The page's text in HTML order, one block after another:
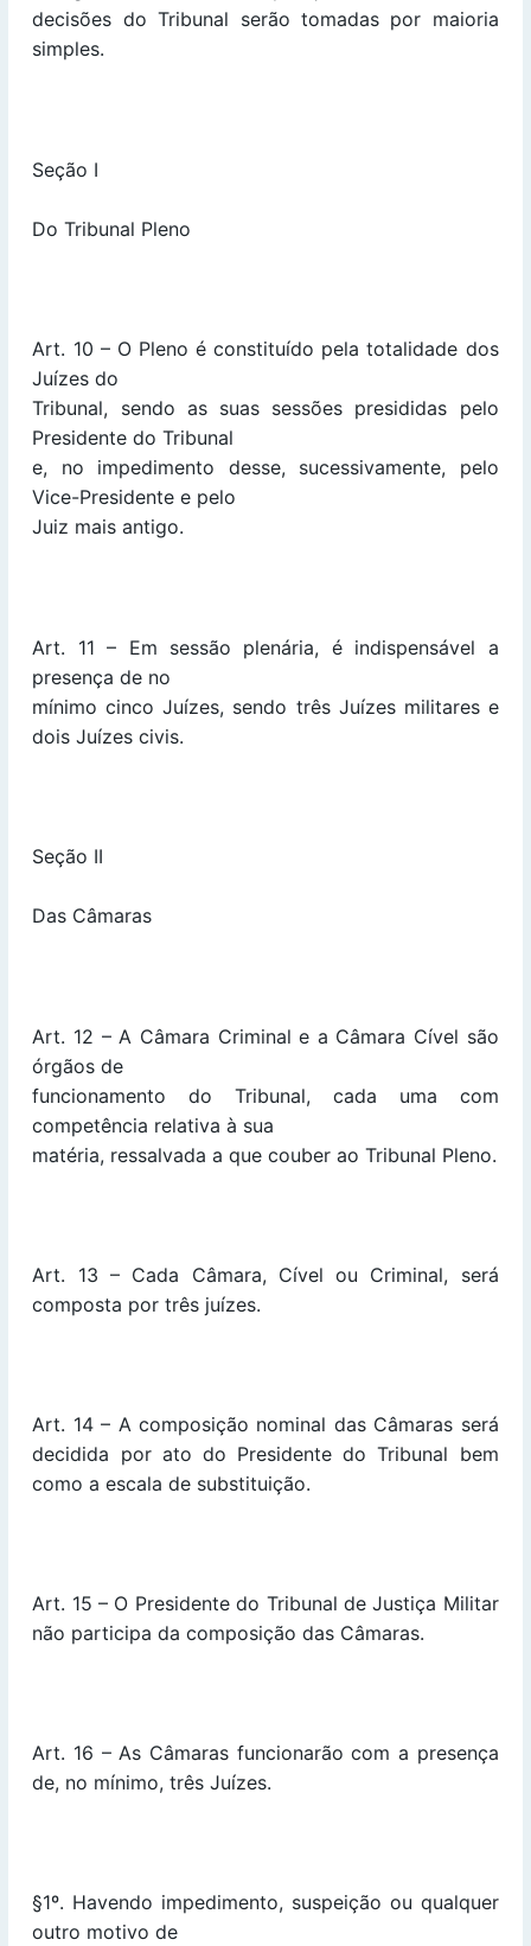
decisões do Tribunal serão tomadas por maioria
simples.
Seção I
Do Tribunal Pleno
Art. 10 – O Pleno é constituído pela totalidade dos
Juízes do
Tribunal, sendo as suas sessões presididas pelo
Presidente do Tribunal
e, no impedimento desse, sucessivamente, pelo
Vice-Presidente e pelo
Juiz mais antigo.
Art. 11 – Em sessão plenária, é indispensável a
presença de no
mínimo cinco Juízes, sendo três Juízes militares e
dois Juízes civis.
Seção II
Das Câmaras
Art. 12 – A Câmara Criminal e a Câmara Cível são
órgãos de
funcionamento do Tribunal, cada uma com
competência relativa à sua
matéria, ressalvada a que couber ao Tribunal Pleno.
Art. 13 – Cada Câmara, Cível ou Criminal, será
composta por três juízes.
Art. 14 – A composição nominal das Câmaras será
decidida por ato do Presidente do Tribunal bem
como a escala de substituição.
Art. 15 – O Presidente do Tribunal de Justiça Militar
não participa da composição das Câmaras.
Art. 16 – As Câmaras funcionarão com a presença
de, no mínimo, três Juízes.
§1º. Havendo impedimento, suspeição ou qualquer
outro motivo de